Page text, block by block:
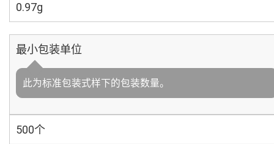
0.97g
最小包装单位
此为标准包装式样下的包装数量。
500个